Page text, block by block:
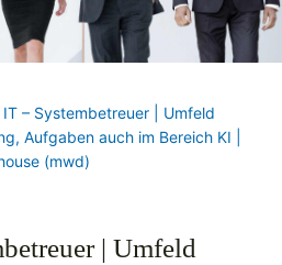
IT – Systembetreuer | Umfeld
Aufgaben auch im Bereich KI |
(mwd)
| Umfeld